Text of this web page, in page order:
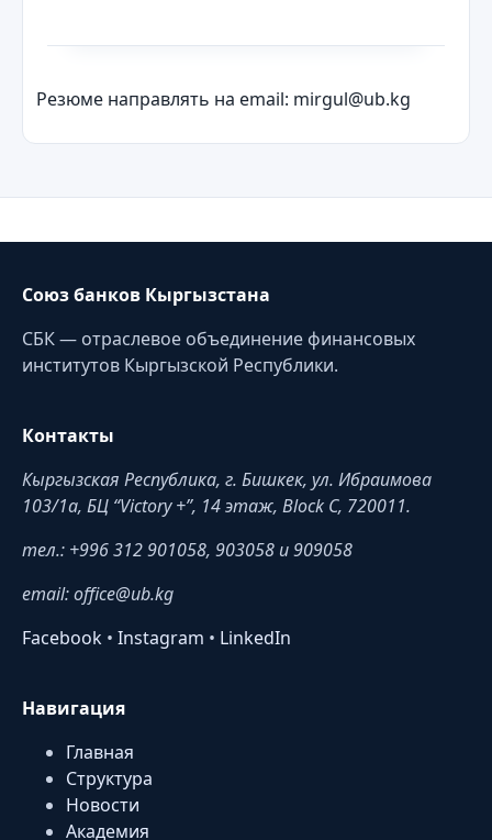
Резюме направлять на email: mirgul@ub.kg
Союз банков Кыргызстана
СБК — отраслевое объединение финансовых
институтов Кыргызской Республики.
Контакты
Кыргызская Республика, г. Бишкек, ул. Ибраимова
103/1a, БЦ “Victory +”, 14 этаж, Block C, 720011.
тел.: +996 312 901058, 903058 и 909058
email: office@ub.kg
Facebook • Instagram • LinkedIn
Навигация
Главная
Структура
Новости
Академия